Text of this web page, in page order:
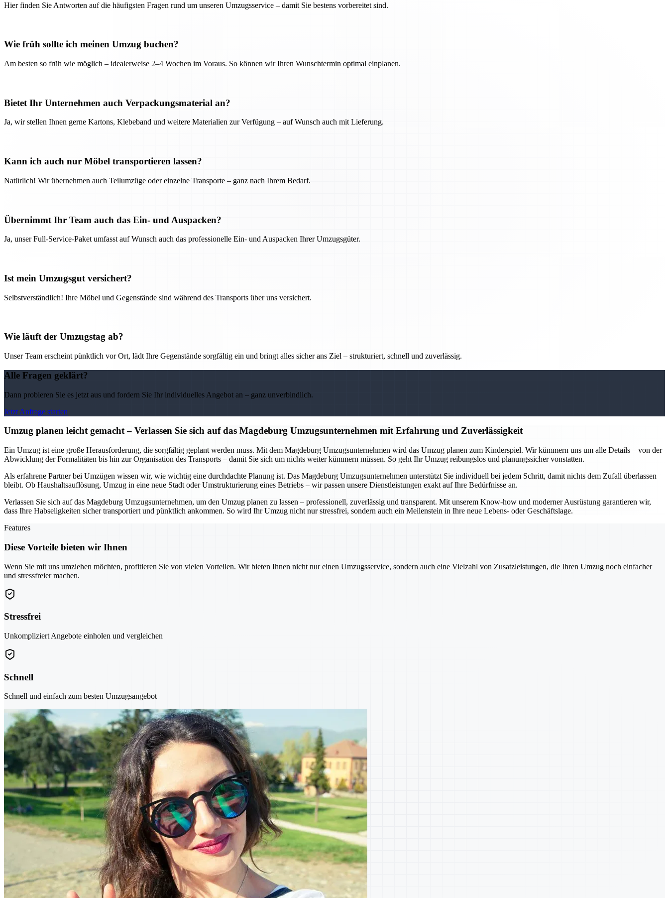
Hier finden Sie Antworten auf die häufigsten Fragen rund um unseren Umzugsservice – damit Sie bestens vorbereitet sind.
Wie früh sollte ich meinen Umzug buchen?
Am besten so früh wie möglich – idealerweise 2–4 Wochen im Voraus. So können wir Ihren Wunschtermin optimal einplanen.
Bietet Ihr Unternehmen auch Verpackungsmaterial an?
Ja, wir stellen Ihnen gerne Kartons, Klebeband und weitere Materialien zur Verfügung – auf Wunsch auch mit Lieferung.
Kann ich auch nur Möbel transportieren lassen?
Natürlich! Wir übernehmen auch Teilumzüge oder einzelne Transporte – ganz nach Ihrem Bedarf.
Übernimmt Ihr Team auch das Ein- und Auspacken?
Ja, unser Full-Service-Paket umfasst auf Wunsch auch das professionelle Ein- und Auspacken Ihrer Umzugsgüter.
Ist mein Umzugsgut versichert?
Selbstverständlich! Ihre Möbel und Gegenstände sind während des Transports über uns versichert.
Wie läuft der Umzugstag ab?
Unser Team erscheint pünktlich vor Ort, lädt Ihre Gegenstände sorgfältig ein und bringt alles sicher ans Ziel – strukturiert, schnell und zuverlässig.
Alle Fragen geklärt?
Dann probieren Sie es jetzt aus und fordern Sie Ihr individuelles Angebot an – ganz unverbindlich.
Jetzt Anfrage starten
Umzug planen leicht gemacht – Verlassen Sie sich auf das Magdeburg Umzugsunternehmen mit Erfahrung und Zuverlässigkeit
Ein Umzug ist eine große Herausforderung, die sorgfältig geplant werden muss. Mit dem Magdeburg Umzugsunternehmen wird das Umzug planen zum Kinderspiel. Wir kümmern uns um alle Details – von der
Abwicklung der Formalitäten bis hin zur Organisation des Transports – damit Sie sich um nichts weiter kümmern müssen. So geht Ihr Umzug reibungslos und planungssicher vonstatten.
Als erfahrene Partner bei Umzügen wissen wir, wie wichtig eine durchdachte Planung ist. Das Magdeburg Umzugsunternehmen unterstützt Sie individuell bei jedem Schritt, damit nichts dem Zufall überlassen
bleibt. Ob Haushaltsauflösung, Umzug in eine neue Stadt oder Umstrukturierung eines Betriebs – wir passen unsere Dienstleistungen exakt auf Ihre Bedürfnisse an.
Verlassen Sie sich auf das Magdeburg Umzugsunternehmen, um den Umzug planen zu lassen – professionell, zuverlässig und transparent. Mit unserem Know-how und moderner Ausrüstung garantieren wir,
dass Ihre Habseligkeiten sicher transportiert und pünktlich ankommen. So wird Ihr Umzug nicht nur stressfrei, sondern auch ein Meilenstein in Ihre neue Lebens- oder Geschäftslage.
Features
Diese Vorteile bieten wir Ihnen
Wenn Sie mit uns umziehen möchten, profitieren Sie von vielen Vorteilen. Wir bieten Ihnen nicht nur einen Umzugsservice, sondern auch eine Vielzahl von Zusatzleistungen, die Ihren Umzug noch einfacher
und stressfreier machen.
Stressfrei
Unkompliziert Angebote einholen und vergleichen
Schnell
Schnell und einfach zum besten Umzugsangebot